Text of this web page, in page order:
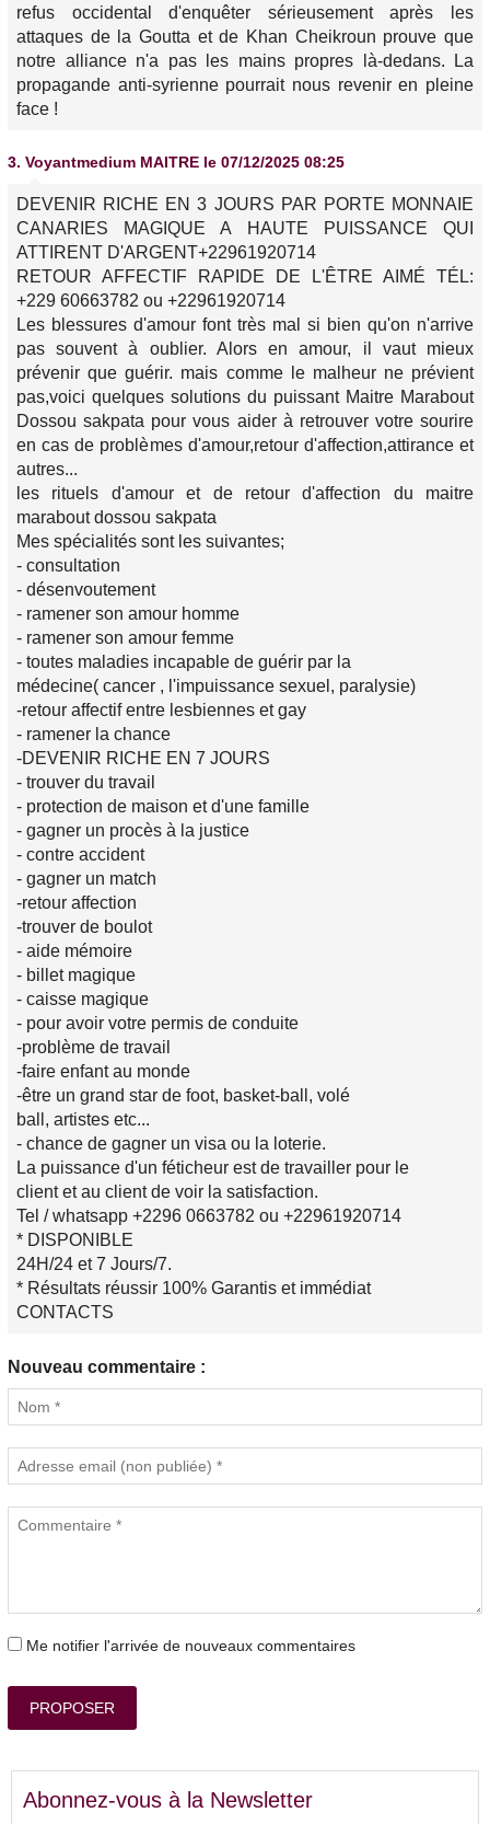
refus occidental d'enquêter sérieusement après les
attaques de la Goutta et de Khan Cheikroun prouve que
notre alliance n'a pas les mains propres là-dedans. La
propagande anti-syrienne pourrait nous revenir en pleine
face !
3. Voyantmedium MAITRE le 07/12/2025 08:25
DEVENIR RICHE EN 3 JOURS PAR PORTE MONNAIE
CANARIES MAGIQUE A HAUTE PUISSANCE QUI
ATTIRENT D'ARGENT+22961920714
RETOUR AFFECTIF RAPIDE DE L'ÊTRE AIMÉ TÉL:
+229 60663782 ou +22961920714
Les blessures d'amour font très mal si bien qu'on n'arrive
pas souvent à oublier. Alors en amour, il vaut mieux
prévenir que guérir. mais comme le malheur ne prévient
pas,voici quelques solutions du puissant Maitre Marabout
Dossou sakpata pour vous aider à retrouver votre sourire
en cas de problèmes d'amour,retour d'affection,attirance et
autres...
les rituels d'amour et de retour d'affection du maitre
marabout dossou sakpata
Mes spécialités sont les suivantes;
- consultation
- désenvoutement
- ramener son amour homme
- ramener son amour femme
- toutes maladies incapable de guérir par la
médecine( cancer , l'impuissance sexuel, paralysie)
-retour affectif entre lesbiennes et gay
- ramener la chance
-DEVENIR RICHE EN 7 JOURS
- trouver du travail
- protection de maison et d'une famille
- gagner un procès à la justice
- contre accident
- gagner un match
-retour affection
-trouver de boulot
- aide mémoire
- billet magique
- caisse magique
- pour avoir votre permis de conduite
-problème de travail
-faire enfant au monde
-être un grand star de foot, basket-ball, volé
ball, artistes etc...
- chance de gagner un visa ou la loterie.
La puissance d'un féticheur est de travailler pour le
client et au client de voir la satisfaction.
Tel / whatsapp +2296 0663782 ou +22961920714
* DISPONIBLE
24H/24 et 7 Jours/7.
* Résultats réussir 100% Garantis et immédiat
CONTACTS
Nouveau commentaire :
Me notifier l'arrivée de nouveaux commentaires
PROPOSER
Abonnez-vous à la Newsletter